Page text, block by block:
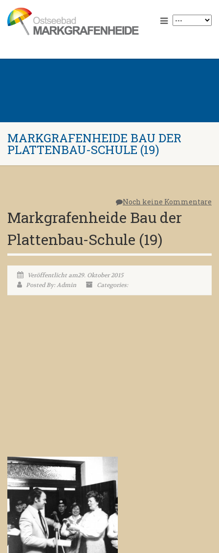
MARKGRAFENHEIDE BAU DER
PLATTENBAU-SCHULE (19)
Noch keine Kommentare
Markgrafenheide Bau der
Plattenbau-Schule (19)
Veröffentlicht am29. Oktober 2015
Posted By: Admin
Categories: